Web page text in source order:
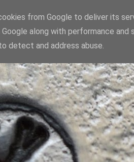
from Google to deliver its
Google along with performance
detect and address abuse.